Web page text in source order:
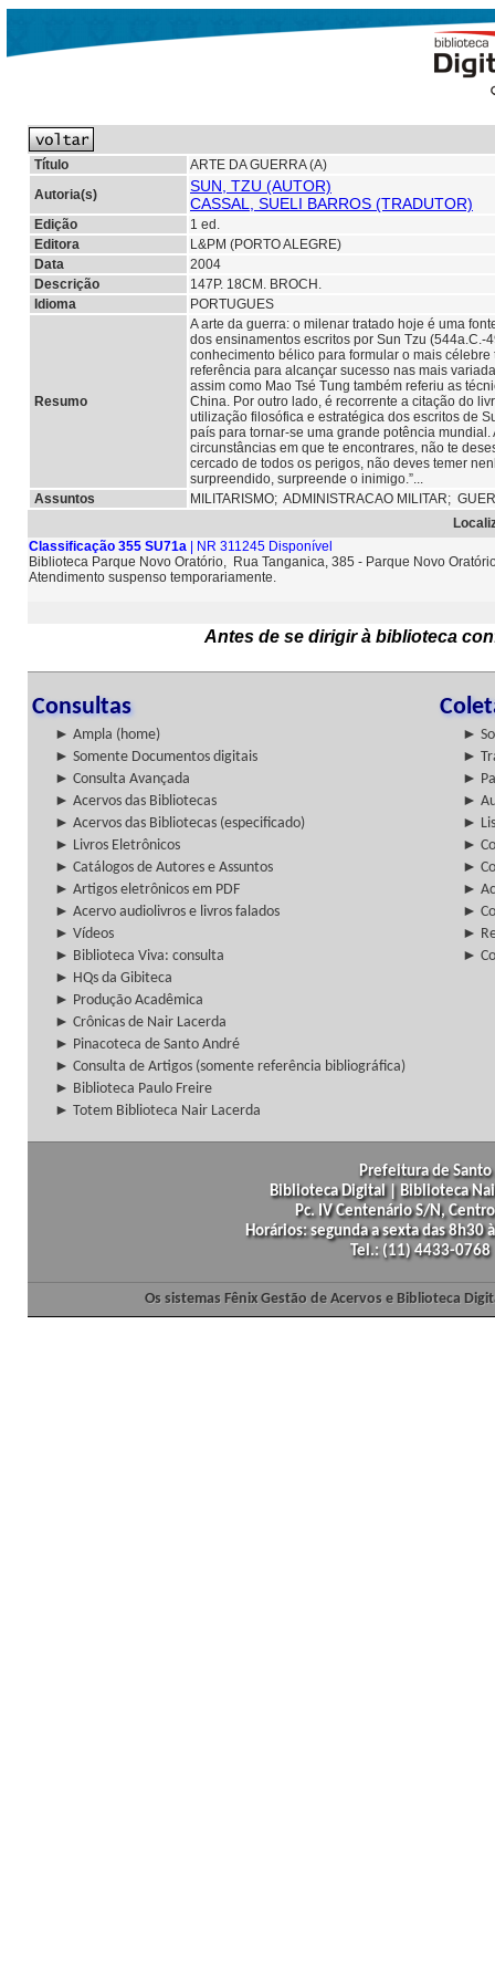
Título
ARTE DA GUERRA (A)
Autoria(s)
SUN, TZU (AUTOR)
CASSAL, SUELI BARROS (TRADUTOR)
Edição
1 ed.
Editora
L&PM (PORTO ALEGRE)
Data
2004
Descrição
147P. 18CM. BROCH.
Idioma
PORTUGUES
Resumo
A arte da guerra: o milenar tratado hoje é uma
dos ensinamentos escritos por Sun Tzu
conhecimento bélico para formular o mais
referência para alcançar sucesso nas mais
assim como Mao Tsé Tung também referiu as
China. Por outro lado, é recorrente a citação do
utilização filosófica e estratégica dos escritos de
país para tornar-se uma grande potência
circunstâncias em que te encontrares, não te
cercado de todos os perigos, não deves temer
surpreendido, surpreende o inimigo.”...
Assuntos
MILITARISMO; ADMINISTRACAO MILITAR;
Classificação 355 SU71a | NR 311245 Disponível
Biblioteca Parque Novo Oratório, Rua Tanganica, 385 - Parque Novo
Atendimento suspenso temporariamente.
Antes de se dirigir à biblioteca
Consultas
► Ampla (home)
►
► Somente Documentos digitais
►
► Consulta Avançada
►
► Acervos das Bibliotecas
►
► Acervos das Bibliotecas (especificado)
►
► Livros Eletrônicos
►
► Catálogos de Autores e Assuntos
►
► Artigos eletrônicos em PDF
►
► Acervo audiolivros e livros falados
►
► Vídeos
►
► Biblioteca Viva: consulta
►
► HQs da Gibiteca
► Produção Acadêmica
► Crônicas de Nair Lacerda
► Pinacoteca de Santo André
► Consulta de Artigos (somente referência bibliográfica)
► Biblioteca Paulo Freire
► Totem Biblioteca Nair Lacerda
Prefeitura de
Biblioteca Digital | Biblioteca
Pc. IV Centenário S/N,
Horários: segunda a sexta das
Tel.: (11) 4433-
Os sistemas Fênix Gestão de Acervos e Biblioteca